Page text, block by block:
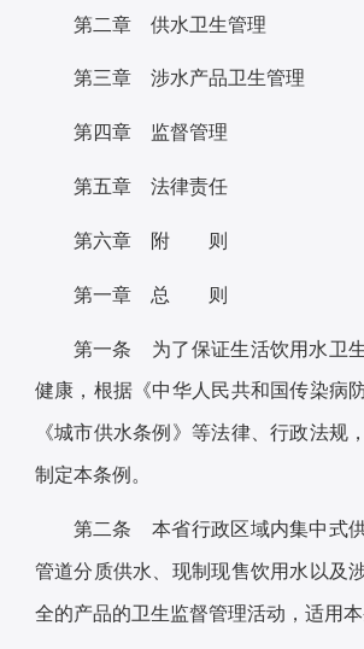
第二章 供水卫生管理
第三章 涉水产品卫生管理
第四章 监督管理
第五章 法律责任
第六章 附 则
第一章 总 则
第一条 为了保证生活饮用水卫
健康，根据《中华人民共和国传染病
《城市供水条例》等法律、行政法规
制定本条例。
第二条 本省行政区域内集中式供
管道分质供水、现制现售饮用水以及
全的产品的卫生监督管理活动，适用本